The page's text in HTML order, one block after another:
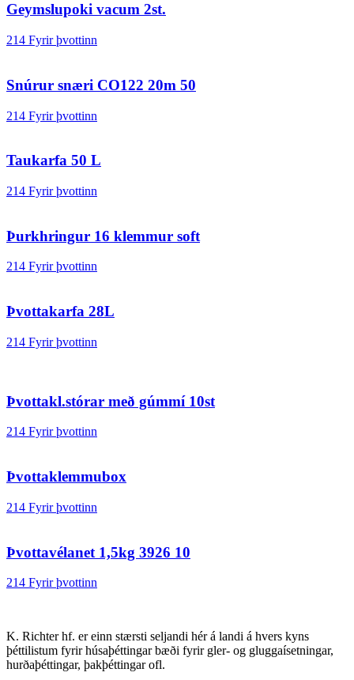
Geymslupoki vacum 2st.
214 Fyrir þvottinn
Snúrur snæri CO122 20m 50
214 Fyrir þvottinn
Taukarfa 50 L
214 Fyrir þvottinn
Þurkhringur 16 klemmur soft
214 Fyrir þvottinn
Þvottakarfa 28L
214 Fyrir þvottinn
Þvottakl.stórar með gúmmí 10st
214 Fyrir þvottinn
Þvottaklemmubox
214 Fyrir þvottinn
Þvottavélanet 1,5kg 3926 10
214 Fyrir þvottinn
K. Richter hf. er einn stærsti seljandi hér á landi á hvers kyns
þéttilistum fyrir húsaþéttingar bæði fyrir gler- og gluggaísetningar,
hurðaþéttingar, þakþéttingar ofl.